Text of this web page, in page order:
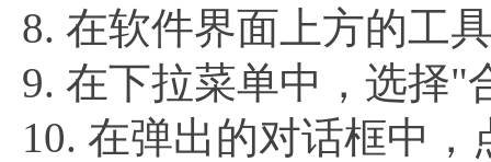
8. 在软件界面上方的工
9. 在下拉菜单中，选择"
10. 在弹出的对话框中